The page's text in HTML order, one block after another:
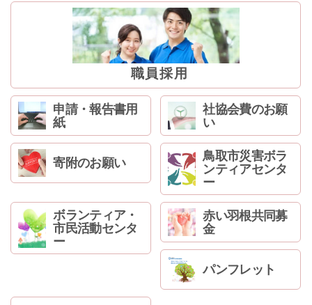
職員採用
申請・報告書用
紙
社協会費のお願
い
寄附のお願い
鳥取市災害ボラ
ンティアセンタ
ー
ボランティア・
市民活動センタ
ー
赤い羽根共同募
金
パンフレット